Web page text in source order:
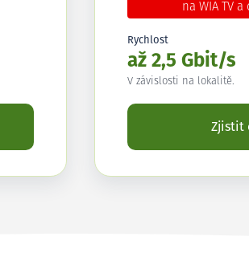
na WIA TV
Rychlost
až 2,5 Gbit/s
V závislosti na lokalitě.
Zjistit